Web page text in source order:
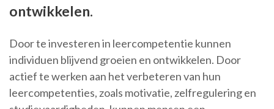
ontwikkelen.
Door te investeren in leercompetentie kunnen
individuen blijvend groeien en ontwikkelen. Door
actief te werken aan het verbeteren van hun
leercompetenties, zoals motivatie, zelfregulering en